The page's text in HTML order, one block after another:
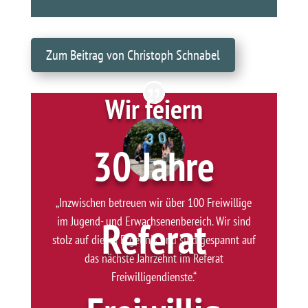
Wir feiern
30 Jahre
Referat
Zum Beitrag von Christoph Schnabel
„Inzwischen betreuen wir über 100 Freiwillige
im Jugend- und Erwachsenenbereich. Wir sind
stolz auf dieses Ergebnis und sind gespannt auf
das nächste Jahrzehnt im Referat
Freiwilligendienste.“